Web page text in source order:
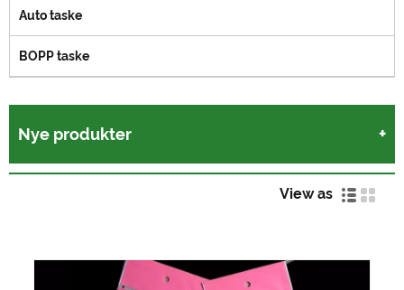
Auto taske
BOPP taske
Nye produkter
View as